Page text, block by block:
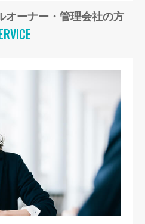
オーナー・管理会社の方